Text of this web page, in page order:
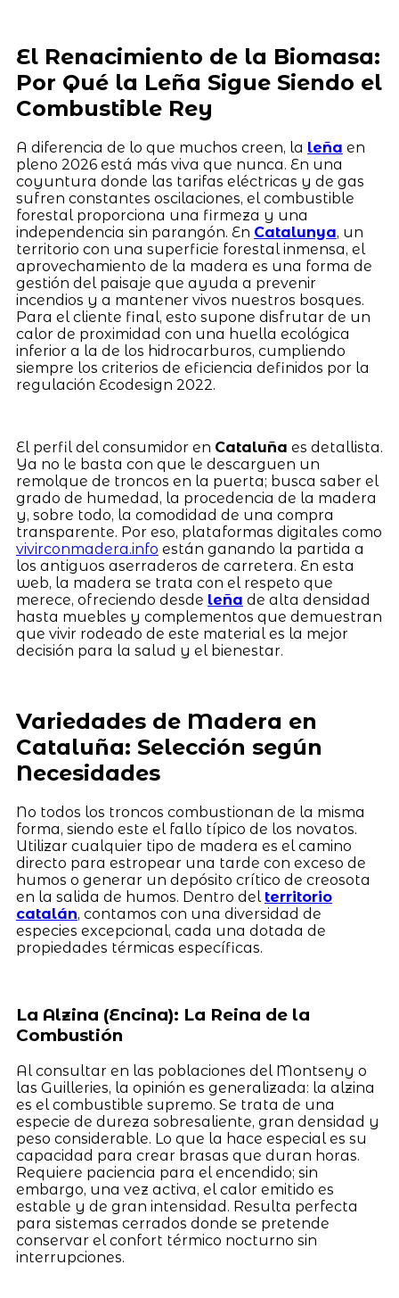
El Renacimiento de la Biomasa:
Por Qué la Leña Sigue Siendo el
Combustible Rey
A diferencia de lo que muchos creen, la leña en
pleno 2026 está más viva que nunca. En una
coyuntura donde las tarifas eléctricas y de gas
sufren constantes oscilaciones, el combustible
forestal proporciona una firmeza y una
independencia sin parangón. En Catalunya, un
territorio con una superficie forestal inmensa, el
aprovechamiento de la madera es una forma de
gestión del paisaje que ayuda a prevenir
incendios y a mantener vivos nuestros bosques.
Para el cliente final, esto supone disfrutar de un
calor de proximidad con una huella ecológica
inferior a la de los hidrocarburos, cumpliendo
siempre los criterios de eficiencia definidos por la
regulación Ecodesign 2022.
El perfil del consumidor en Cataluña es detallista.
Ya no le basta con que le descarguen un
remolque de troncos en la puerta; busca saber el
grado de humedad, la procedencia de la madera
y, sobre todo, la comodidad de una compra
transparente. Por eso, plataformas digitales como
vivirconmadera.info están ganando la partida a
los antiguos aserraderos de carretera. En esta
web, la madera se trata con el respeto que
merece, ofreciendo desde leña de alta densidad
hasta muebles y complementos que demuestran
que vivir rodeado de este material es la mejor
decisión para la salud y el bienestar.
Variedades de Madera en
Cataluña: Selección según
Necesidades
No todos los troncos combustionan de la misma
forma, siendo este el fallo típico de los novatos.
Utilizar cualquier tipo de madera es el camino
directo para estropear una tarde con exceso de
humos o generar un depósito crítico de creosota
en la salida de humos. Dentro del territorio
catalán, contamos con una diversidad de
especies excepcional, cada una dotada de
propiedades térmicas específicas.
La Alzina (Encina): La Reina de la
Combustión
Al consultar en las poblaciones del Montseny o
las Guilleries, la opinión es generalizada: la alzina
es el combustible supremo. Se trata de una
especie de dureza sobresaliente, gran densidad y
peso considerable. Lo que la hace especial es su
capacidad para crear brasas que duran horas.
Requiere paciencia para el encendido; sin
embargo, una vez activa, el calor emitido es
estable y de gran intensidad. Resulta perfecta
para sistemas cerrados donde se pretende
conservar el confort térmico nocturno sin
interrupciones.